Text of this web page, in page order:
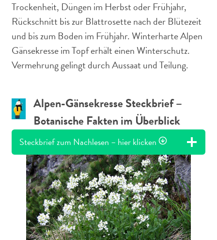
Trockenheit, Düngen im Herbst oder Frühjahr,
Rückschnitt bis zur Blattrosette nach der Blütezeit
und bis zum Boden im Frühjahr. Winterharte Alpen
Gänsekresse im Topf erhält einen Winterschutz.
Vermehrung gelingt durch Aussaat und Teilung.
Alpen-Gänsekresse Steckbrief –
Botanische Fakten im Überblick
Steckbrief zum Nachlesen – hier klicken